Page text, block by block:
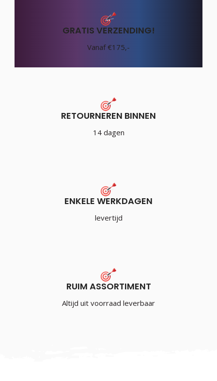
GRATIS VERZENDING!
Vanaf €175,-
RETOURNEREN BINNEN
14 dagen
ENKELE WERKDAGEN
levertijd
RUIM ASSORTIMENT
Altijd uit voorraad leverbaar